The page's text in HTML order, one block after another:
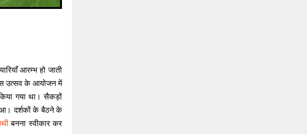
आरम्भ हो जाती
उत्सव के आयोजन में
गया था। सैकड़ों
दर्शकों के बैठने के
बनना स्वीकार कर